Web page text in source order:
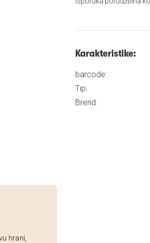
hrani,
Karakteristike:
barcode:
Tip:
Brend: